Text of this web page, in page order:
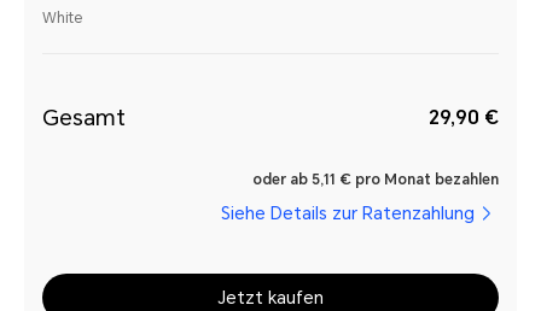
White
Gesamt 29,90 €
oder ab 5,11 € pro Monat bezahlen
Siehe Details zur Ratenzahlung
Jetzt kaufen